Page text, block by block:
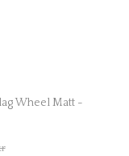
Wheel Matt -